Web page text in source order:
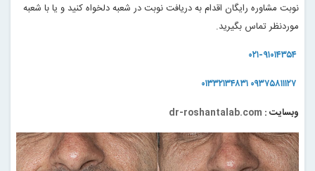
نوبت مشاوره رایگان اقدام به دریافت نوبت در شعبه دلخواه کنید و یا با شعبه
موردنظر تماس بگیرید.
۰۲۱-۹۱۰۱۴۳۵۴
۰۹۳۷۵۸۱۱۱۲۷۰۱۳۳۲۱۳۴۸۳۱
وبسایت : dr-roshantalab.com